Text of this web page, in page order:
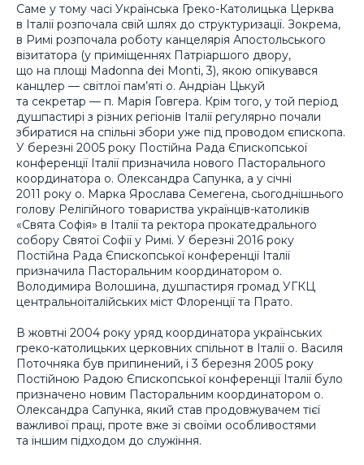
Саме у тому часі Українська Греко-Католицька Церква
в Італії розпочала свій шлях до структуризації. Зокрема,
в Римі розпочала роботу канцелярія Апостольського
візитатора (у приміщеннях Патріаршого двору,
що на площі Madonna dei Monti, 3), якою опікувався
канцлер — світлої пам’яті о. Андріан Цькуй
та секретар — п. Марія Говгера. Крім того, у той період
душпастирі з різних регіонів Італії регулярно почали
збиратися на спільні збори уже під проводом єпископа.
У березні 2005 року Постійна Рада Єпископської
конференції Італії призначила нового Пасторального
координатора о. Олександра Сапунка, а у січні
2011 року о. Марка Ярослава Семегена, сьогоднішнього
голову Релігійного товариства українців-католиків
«Свята Софія» в Італії та ректора прокатедрального
собору Святої Софії у Римі. У березні 2016 року
Постійна Рада Єпископської конференції Італії
призначила Пасторальним координатором о.
Володимира Волошина, душпастиря громад УГКЦ
центральноіталійських міст Флоренції та Прато.
В жовтні 2004 року уряд координатора українських
греко-католицьких церковних спільнот в Італії о. Василя
Поточняка був припинений, і 3 березня 2005 року
Постійною Радою Єпископської конференції Італії було
призначено новим Пасторальним координатором о.
Олександра Сапунка, який став продовжувачем тієї
важливої праці, проте вже зі своїми особливостями
та іншим підходом до служіння.